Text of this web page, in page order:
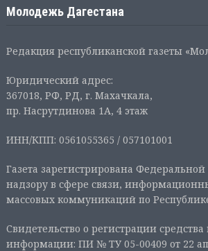
Молодежь Дагестана
Редакция республиканской газеты
Юридический адрес:
367018, РФ, РД, г. Махачкала,
пр. Насрутдинова 1А, 4 этаж
ИНН/КПП: 0561055365 / 057101001
Газета зарегистрирована
надзору в сфере связи,
массовых коммуникаций по
Свидетельство о регистрации средства
информации: ПИ № ТУ 05-00409 от 22